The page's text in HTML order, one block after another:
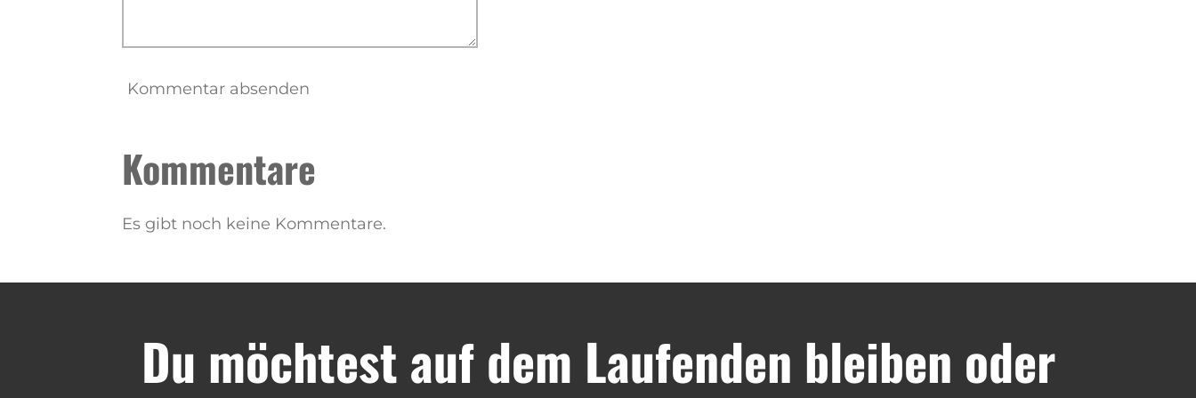
Kommentar absenden
Kommentare
Es gibt noch keine Kommentare.
Du möchtest auf dem Laufenden bleiben oder